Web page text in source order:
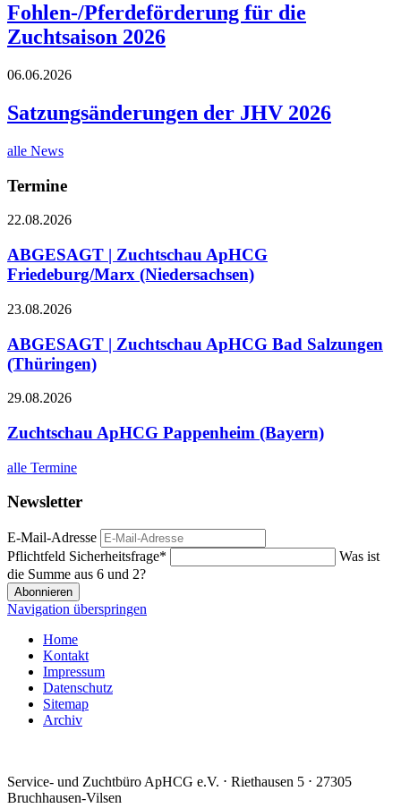
Fohlen-/Pferdeförderung für die
Zuchtsaison 2026
06.06.2026
Satzungsänderungen der JHV 2026
alle News
Termine
22.08.2026
ABGESAGT | Zuchtschau ApHCG
Friedeburg/Marx (Niedersachsen)
23.08.2026
ABGESAGT | Zuchtschau ApHCG Bad Salzungen
(Thüringen)
29.08.2026
Zuchtschau ApHCG Pappenheim (Bayern)
alle Termine
Newsletter
E-Mail-Adresse
Pflichtfeld Sicherheitsfrage*
Was ist
die Summe aus 6 und 2?
Abonnieren
Navigation überspringen
Home
Kontakt
Impressum
Datenschutz
Sitemap
Archiv
Service- und Zuchtbüro ApHCG e.V. ⋅ Riethausen 5 ⋅ 27305
Bruchhausen-Vilsen